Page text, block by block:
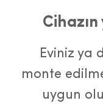
Eviniz ya
monte
uygun